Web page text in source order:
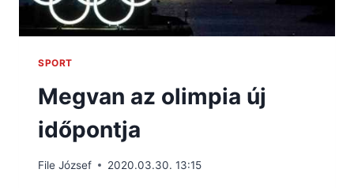
SPORT
Megvan az olimpia új
időpontja
File József 2020.03.30. 13:15